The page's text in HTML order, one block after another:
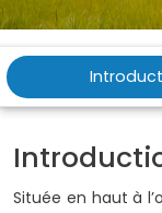
Située en haut à